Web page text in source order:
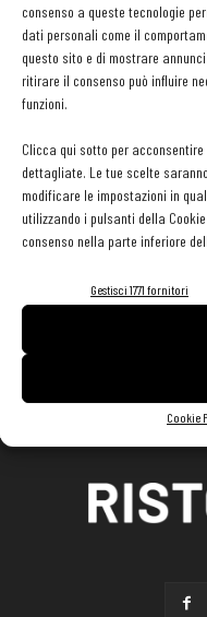
consenso a queste tecnologie
dati personali come il
questo sito e di mostrare
ritirare il consenso può influire
funzioni.
Clicca qui sotto per
dettagliate. Le tue scelte
modificare le impostazioni in
utilizzando i pulsanti della
consenso nella parte inferiore
Gestisci 1771 fornitori
Cookie
EDICOLA WEB